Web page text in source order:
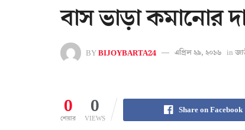
বাস ভাড়া কমানোর
BYBIJOYBARTA24 এপ্রিল ২৯, ২০১৬ in
0
শেয়ার
0
VIEWS
Share on Facebook